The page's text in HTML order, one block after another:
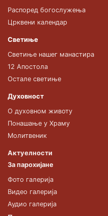
Распоред богослужења
Црквени календар
Светиње
Светиње нашег манастира
12 Апостола
Остале светиње
Духовност
О духовном животу
Понашање у Храму
Молитвеник
Актуелности
За парохијане
Фото галерија
Видео галерија
Аудио галерија